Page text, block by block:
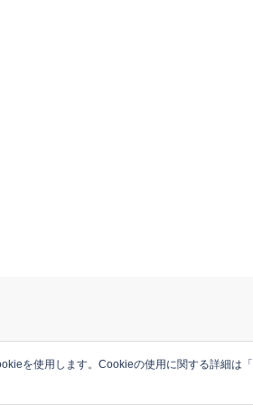
を使用します。Cookieの使用に関する詳細は「